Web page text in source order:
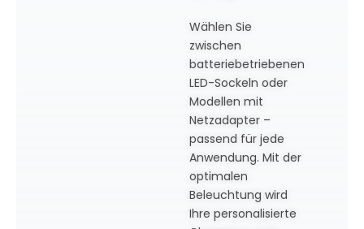
Wählen Sie
zwischen
batteriebetriebenen
LED-Sockeln oder
Modellen mit
Netzadapter –
passend für jede
Anwendung. Mit der
optimalen
Beleuchtung wird
Ihre personalisierte